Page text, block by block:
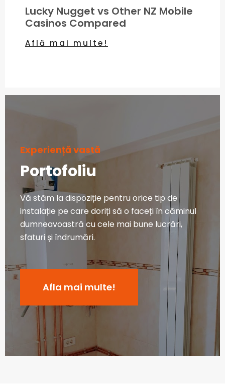
Lucky Nugget vs Other NZ Mobile
Casinos Compared
Află mai multe!
Experiență vastă
Portofoliu
Vă stăm la dispoziție pentru orice tip de
instalație pe care doriți să o faceți în căminul
dumneavoastră cu cele mai bune lucrări,
sfaturi și îndrumări.
Afla mai multe!